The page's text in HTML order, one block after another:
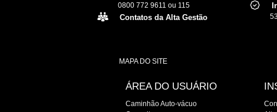
0800 772 9611 ou 115
Contatos da Alta Gestão
MAPA DO SITE
ÁREA DO USUÁRIO
Caminhão Auto-vácuo